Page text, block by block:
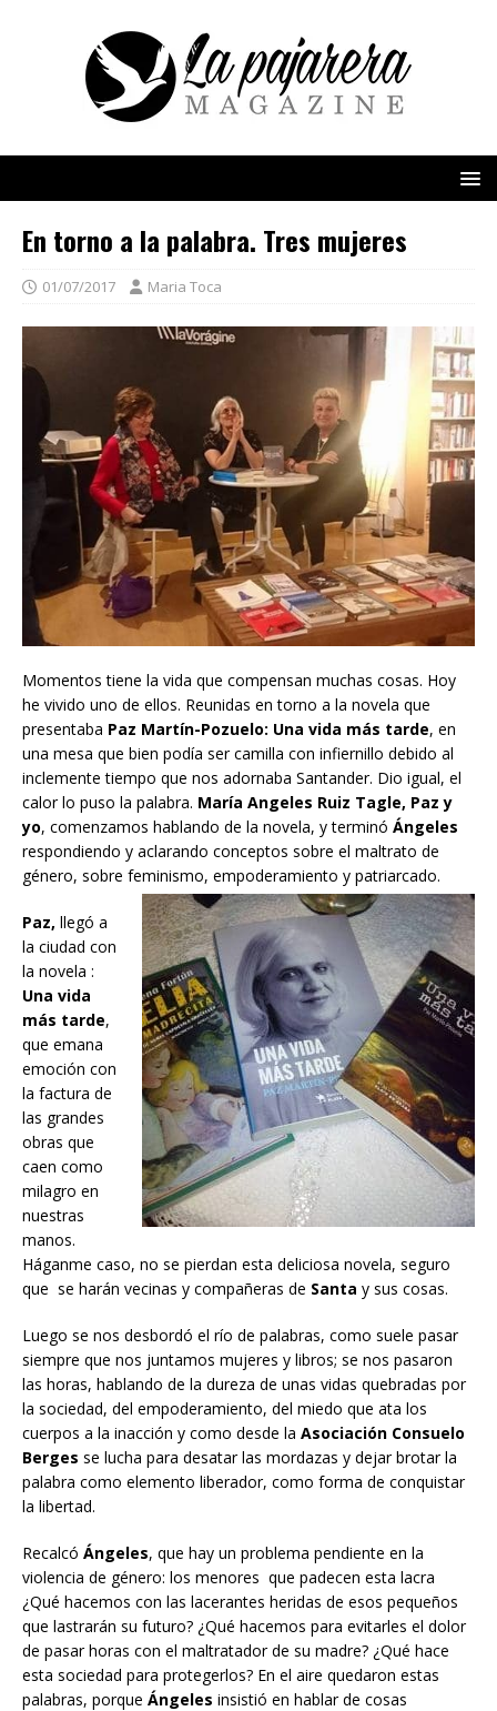
En torno a la palabra. Tres mujeres
01/07/2017 Maria Toca
Momentos tiene la vida que compensan muchas cosas. Hoy
he vivido uno de ellos. Reunidas en torno a la novela que
presentaba Paz Martín-Pozuelo: Una vida más tarde, en
una mesa que bien podía ser camilla con infiernillo debido al
inclemente tiempo que nos adornaba Santander. Dio igual, el
calor lo puso la palabra. María Angeles Ruiz Tagle, Paz y
yo, comenzamos hablando de la novela, y terminó Ángeles
respondiendo y aclarando conceptos sobre el maltrato de
género, sobre feminismo, empoderamiento y patriarcado.
Paz, llegó a
la ciudad con
la novela :
Una vida
más tarde,
que emana
emoción con
la factura de
las grandes
obras que
caen como
milagro en
nuestras
manos.
Háganme caso, no se pierdan esta deliciosa novela, seguro
que se harán vecinas y compañeras de Santa y sus cosas.
Luego se nos desbordó el río de palabras, como suele pasar
siempre que nos juntamos mujeres y libros; se nos pasaron
las horas, hablando de la dureza de unas vidas quebradas por
la sociedad, del empoderamiento, del miedo que ata los
cuerpos a la inacción y como desde la Asociación Consuelo
Berges se lucha para desatar las mordazas y dejar brotar la
palabra como elemento liberador, como forma de conquistar
la libertad.
Recalcó Ángeles, que hay un problema pendiente en la
violencia de género: los menores que padecen esta lacra
¿Qué hacemos con las lacerantes heridas de esos pequeños
que lastrarán su futuro? ¿Qué hacemos para evitarles el dolor
de pasar horas con el maltratador de su madre? ¿Qué hace
esta sociedad para protegerlos? En el aire quedaron estas
palabras, porque Ángeles insistió en hablar de cosas